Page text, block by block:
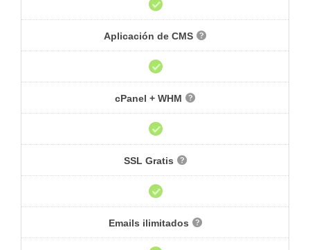
Aplicación de CMS
cPanel + WHM
SSL Gratis
Emails ilimitados